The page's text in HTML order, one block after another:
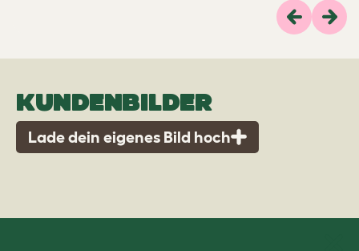
Previous
KUNDENBILDER
Lade dein eigenes Bild hoch